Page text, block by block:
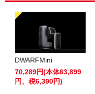
DWARFMini
70,289円(本体63,899
円、税6,390円)